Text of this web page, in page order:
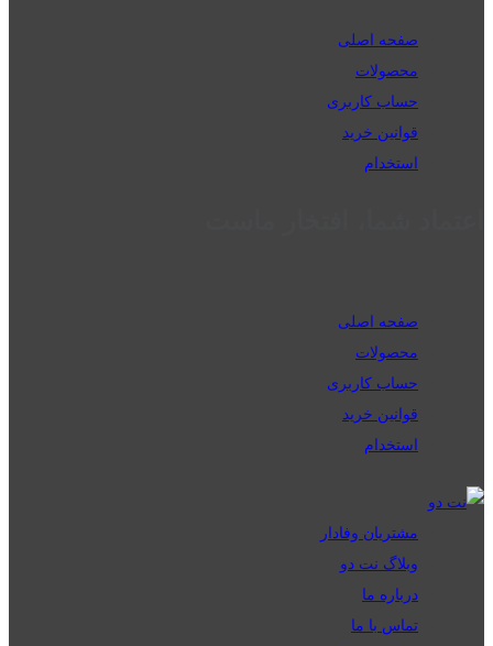
صفحه اصلی
محصولات
حساب کاربری
قوانین خرید
استخدام
صفحه اصلی
محصولات
حساب کاربری
قوانین خرید
استخدام
مشتریان وفادار
وبلاگ نت دو
درباره ما
تماس با ما